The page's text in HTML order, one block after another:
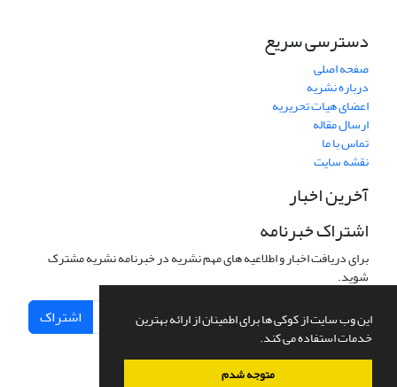
این وب سایت از کوکی ها برای اطمینان از ارائه بهترین
خدمات استفاده می کند.
متوجه شدم
دسترسی سریع
صفحه اصلی
درباره نشریه
اعضای هیات تحریریه
ارسال مقاله
تماس با ما
نقشه سایت
آخرین اخبار
اشتراک خبرنامه
برای دریافت اخبار و اطلاعیه های مهم نشریه در خبرنامه نشریه مشترک
شوید.
اشتراک